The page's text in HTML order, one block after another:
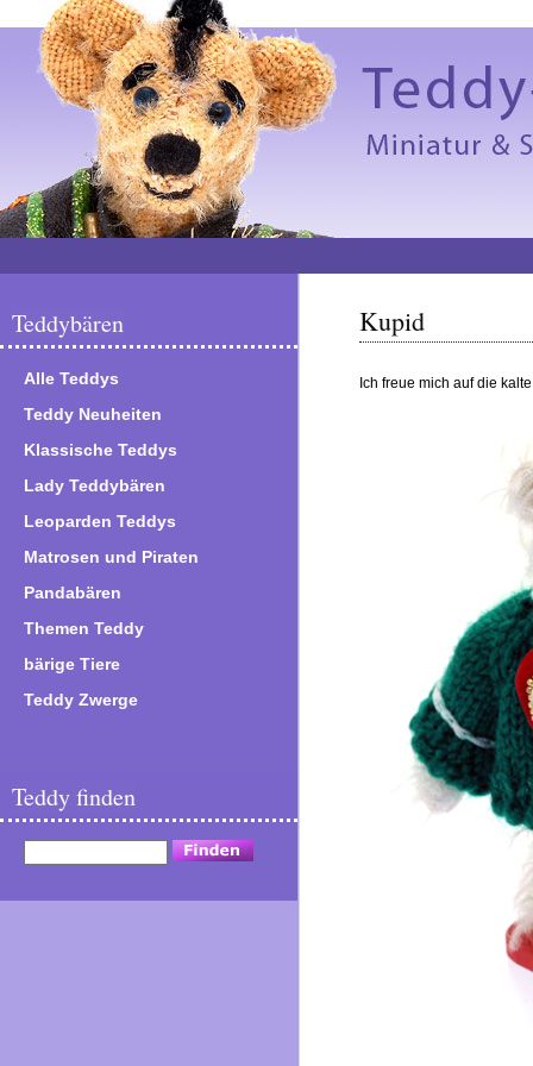
Teddybären
Alle Teddys
Teddy Neuheiten
Klassische Teddys
Lady Teddybären
Leoparden Teddys
Matrosen und Piraten
Pandabären
Themen Teddy
bärige Tiere
Teddy Zwerge
Teddy finden
Kupid
Ich freue mich auf die